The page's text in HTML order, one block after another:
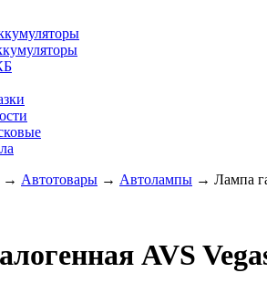
→ Автотовары → Автолампы → Лампа
AVS